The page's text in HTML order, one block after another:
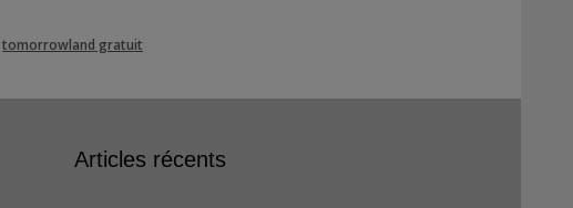
,tomorrowland gratuit
Articles récents